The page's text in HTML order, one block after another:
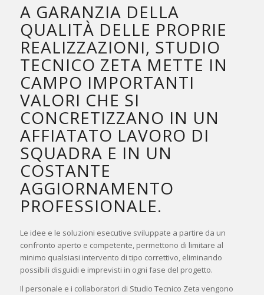
A GARANZIA DELLA
QUALITÀ DELLE PROPRIE
REALIZZAZIONI, STUDIO
TECNICO ZETA METTE IN
CAMPO IMPORTANTI
VALORI CHE SI
CONCRETIZZANO IN UN
AFFIATATO LAVORO DI
SQUADRA E IN UN
COSTANTE
AGGIORNAMENTO
PROFESSIONALE.
Le idee e le soluzioni esecutive sviluppate a partire da un
confronto aperto e competente, permettono di limitare al
minimo qualsiasi intervento di tipo correttivo, eliminando
possibili disguidi e imprevisti in ogni fase del progetto.
Il personale e i collaboratori di Studio Tecnico Zeta vengono